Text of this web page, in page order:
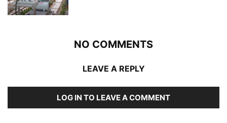
NO COMMENTS
LEAVE A REPLY
LOG IN TO LEAVE A COMMENT